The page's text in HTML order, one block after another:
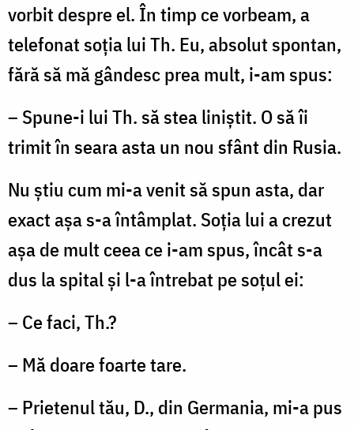
vorbit despre el. În timp ce vorbeam, a
telefonat soţia lui Th. Eu, absolut spontan,
fără să mă gândesc prea mult, i-am spus:
– Spune-i lui Th. să stea liniştit. O să îi
trimit în sea­ra asta un nou sfânt din Rusia.
Nu ştiu cum mi-a venit să spun asta, dar
exact aşa s-a întâmplat. Soţia lui a crezut
aşa de mult ceea ce i-am spus, încât s-a
dus la spital şi l-a întrebat pe soţul ei:
– Ce faci, Th.?
– Mă doare foarte tare.
– Prietenul tău, D., din Germania, mi-a pus